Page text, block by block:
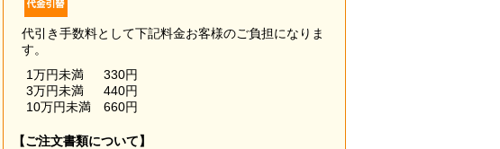
代引き手数料として下記料金お客様のご負担になりま
す。
1万円未満
330円
3万円未満
440円
10万円未満
660円
【ご注文書類について】